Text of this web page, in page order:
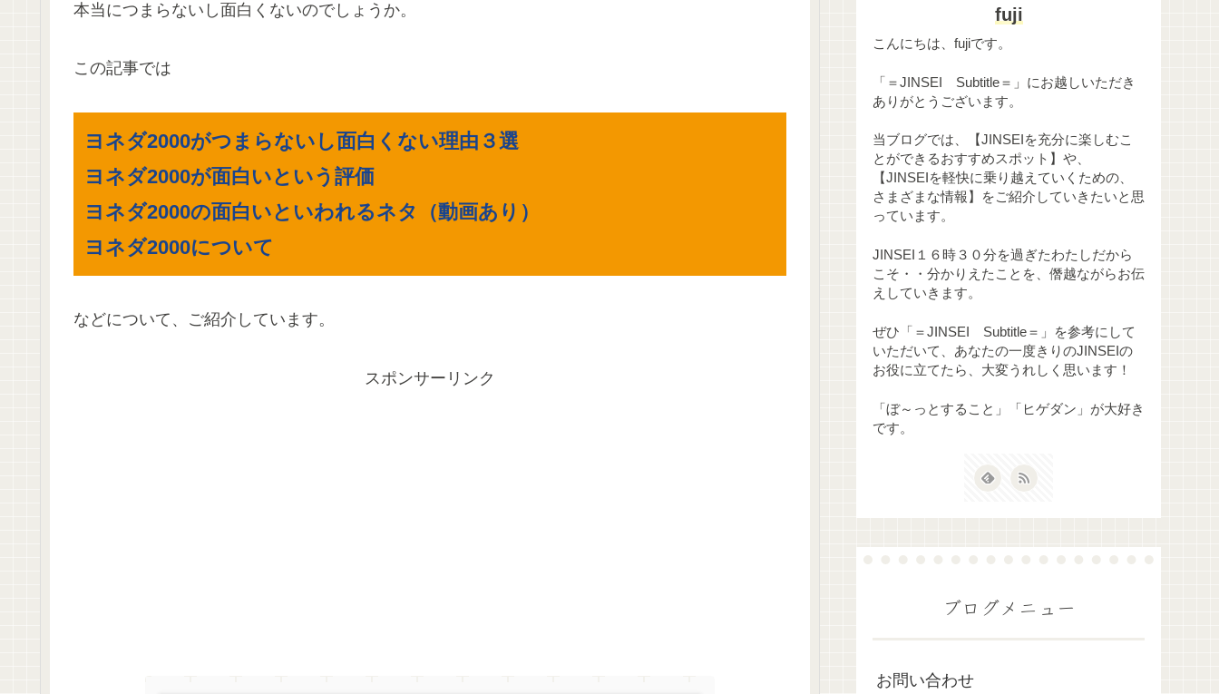
本当につまらないし面白くないのでしょうか。
この記事では
ヨネダ2000がつまらないし面白くない理由３選
ヨネダ2000が面白いという評価
ヨネダ2000の面白いといわれるネタ（動画あり）
ヨネダ2000について
などについて、ご紹介しています。
スポンサーリンク
fuji
こんにちは、fujiです。
「＝JINSEI Subtitle＝」にお越しいただき
ありがとうございます。
当ブログでは、【JINSEIを充分に楽しむこ
とができるおすすめスポット】や、
【JINSEIを軽快に乗り越えていくための、
さまざまな情報】をご紹介していきたいと思
っています。
JINSEI１６時３０分を過ぎたわたしだから
こそ・・分かりえたことを、僭越ながらお伝
えしていきます。
ぜひ「＝JINSEI Subtitle＝」を参考にして
いただいて、あなたの一度きりのJINSEIの
お役に立てたら、大変うれしく思います！
「ぼ～っとすること」「ヒゲダン」が大好き
です。
ブログメニュー
お問い合わせ